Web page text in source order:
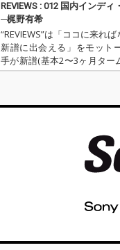
REVIEWS : 012 国内インデ
─梶野有希
“REVIEWS”は「ココに来れ
新譜に出会える」をモット
手が新譜(基本2〜3ヶ月ター
作品を厳選し、紹介しても